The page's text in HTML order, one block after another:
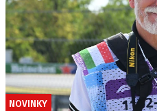
NOVINKY